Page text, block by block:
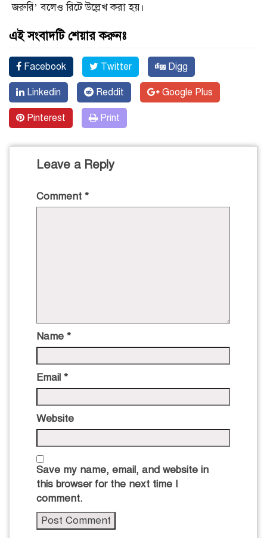
জরুরি’ বলেও রিটে উল্লেখ করা হয়।
এই সংবাদটি শেয়ার করুনঃ
Facebook Twitter Digg
Linkedin Reddit Google Plus
Pinterest Print
Leave a Reply
Comment *
Name *
Email *
Website
Save my name, email, and website in
this browser for the next time I
comment.